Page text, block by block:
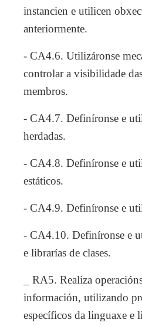
instancien e utilicen
anteriormente.
- CA4.6. Utilizáronse
controlar a visibilidade
membros.
- CA4.7. Definíronse e
herdadas.
- CA4.8. Definíronse e
estáticos.
- CA4.9. Definíronse e
- CA4.10. Definíronse e
e librarías de clases.
_ RA5. Realiza
información, utilizando
específicos da linguaxe e